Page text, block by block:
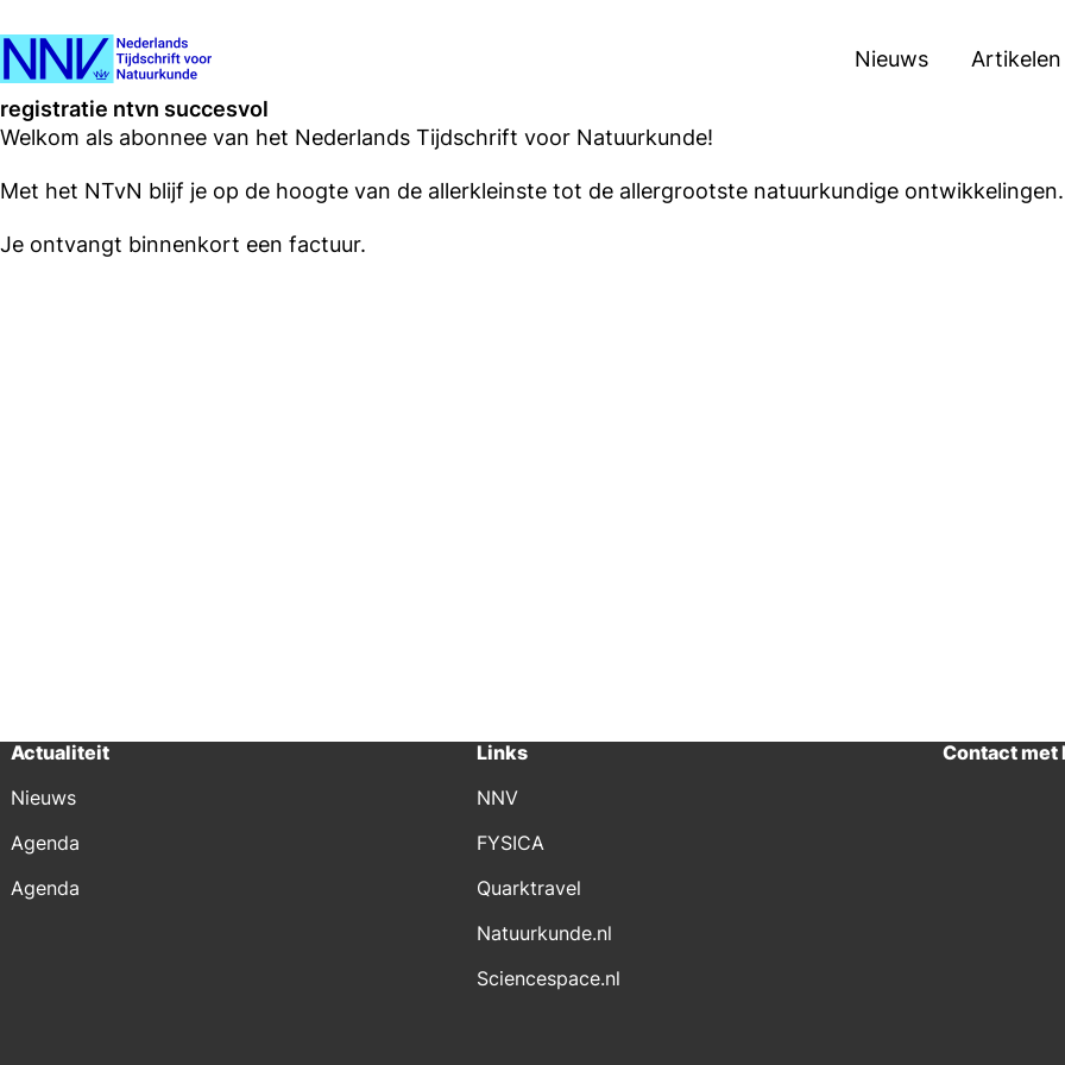
Nieuws Artikelen
registratie ntvn succesvol
Welkom als abonnee van het Nederlands Tijdschrift voor Natuurkunde!
Met het NTvN blijf je op de hoogte van de allerkleinste tot de allergrootste natuurkundige ontwikkelingen.
Je ontvangt binnenkort een factuur.
Actualiteit
Nieuws
Agenda
Agenda
Links
NNV
FYSICA
Quarktravel
Natuurkunde.nl
Sciencespace.nl
Contact met